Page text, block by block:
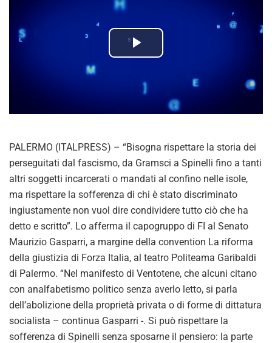
P
a
V
i
d
e
o
PALERMO (ITALPRESS) – “Bisogna rispettare la storia dei
perseguitati dal fascismo, da Gramsci a Spinelli fino a tanti
altri soggetti incarcerati o mandati al confino nelle isole,
ma rispettare la sofferenza di chi è stato discriminato
ingiustamente non vuol dire condividere tutto ciò che ha
detto e scritto”. Lo afferma il capogruppo di FI al Senato
Maurizio Gasparri, a margine della convention La riforma
della giustizia di Forza Italia, al teatro Politeama Garibaldi
di Palermo. “Nel manifesto di Ventotene, che alcuni citano
con analfabetismo politico senza averlo letto, si parla
dell’abolizione della proprietà privata o di forme di dittatura
socialista – continua Gasparri -. Si può rispettare la
sofferenza di Spinelli senza sposarne il pensiero: la parte